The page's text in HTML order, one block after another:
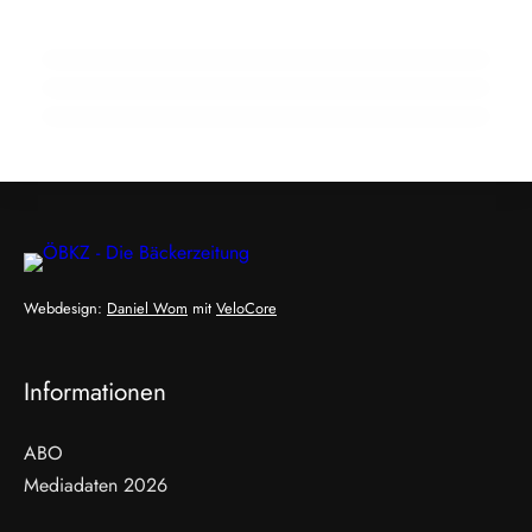
Webdesign: Daniel Wom mit VeloCore
Informationen
ABO
Mediadaten 2026